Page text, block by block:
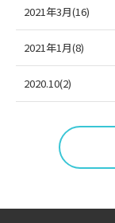
2021年3月(16)
2021年1月(8)
2020.10(2)